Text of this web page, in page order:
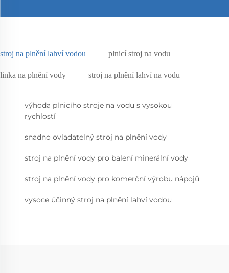
stroj na plnění lahví vodou plnicí stroj na vodu
linka na plnění vody stroj na plnění lahví na vodu
výhoda plnicího stroje na vodu s vysokou
rychlostí
snadno ovladatelný stroj na plnění vody
stroj na plnění vody pro balení minerální vody
stroj na plnění vody pro komerční výrobu nápojů
vysoce účinný stroj na plnění lahví vodou